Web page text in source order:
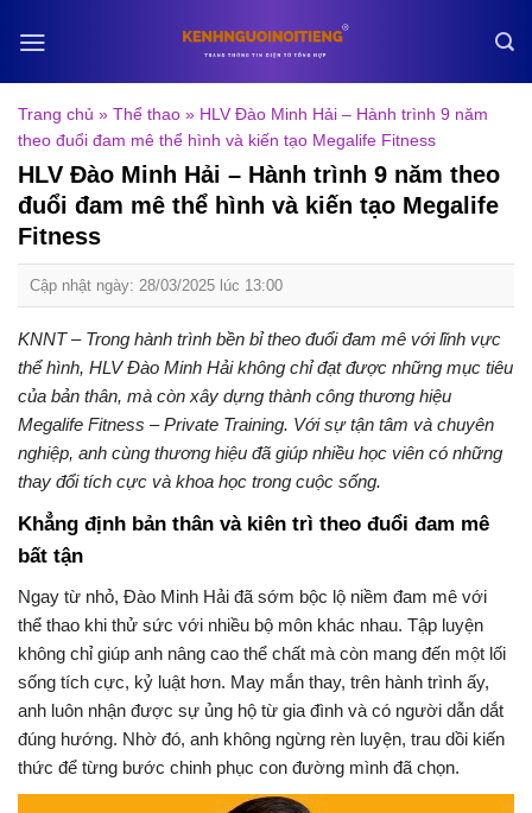
Trang chủ » Thể thao » HLV Đào Minh Hải – Hành trình 9 năm
theo đuổi đam mê thể hình và kiến tạo Megalife Fitness
HLV Đào Minh Hải – Hành trình 9 năm theo
đuổi đam mê thể hình và kiến tạo Megalife
Fitness
Cập nhật ngày: 28/03/2025 lúc 13:00
KNNT – Trong hành trình bền bỉ theo đuổi đam mê với lĩnh vực
thể hình, HLV Đào Minh Hải không chỉ đạt được những mục tiêu
của bản thân, mà còn xây dựng thành công thương hiệu
Megalife Fitness – Private Training. Với sự tận tâm và chuyên
nghiệp, anh cùng thương hiệu đã giúp nhiều học viên có những
thay đổi tích cực và khoa học trong cuộc sống.
Khẳng định bản thân và kiên trì theo đuổi đam mê
bất tận
Ngay từ nhỏ, Đào Minh Hải đã sớm bộc lộ niềm đam mê với
thể thao khi thử sức với nhiều bộ môn khác nhau. Tập luyện
không chỉ giúp anh nâng cao thể chất mà còn mang đến một lối
sống tích cực, kỷ luật hơn. May mắn thay, trên hành trình ấy,
anh luôn nhận được sự ủng hộ từ gia đình và có người dẫn dắt
đúng hướng. Nhờ đó, anh không ngừng rèn luyện, trau dồi kiến
thức để từng bước chinh phục con đường mình đã chọn.